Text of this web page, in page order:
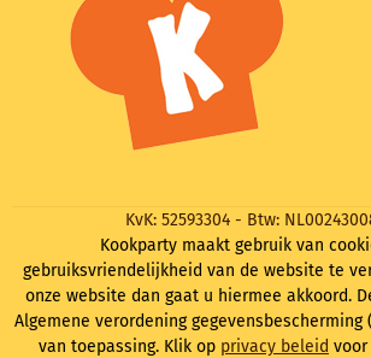
KvK: 52593304 - Btw:
Kookparty maakt gebruik van
gebruiksvriendelijkheid van de website te
onze website dan gaat u hiermee akkoord.
Algemene verordening gegevensbescherming
van toepassing. Klik op privacy beleid